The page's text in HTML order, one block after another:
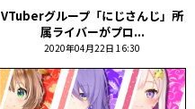
VTuberグループ「にじさんじ」所
属ライバーがプロ...
2020年04月22日 16:30